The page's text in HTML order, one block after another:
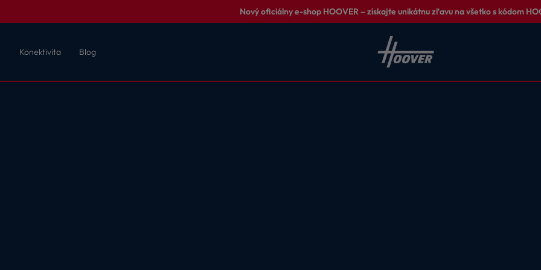
Nový oficiálny e-shop HOOVER – získajte unikátnu zľavu na všetko s kódom
Konektivita Blog